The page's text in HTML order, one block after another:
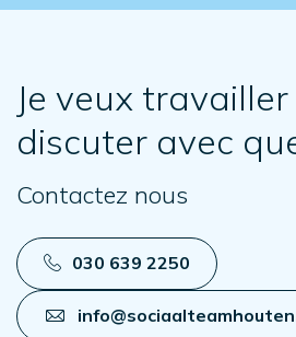
Je veux
discuter avec
Contactez nous
030 639 2250